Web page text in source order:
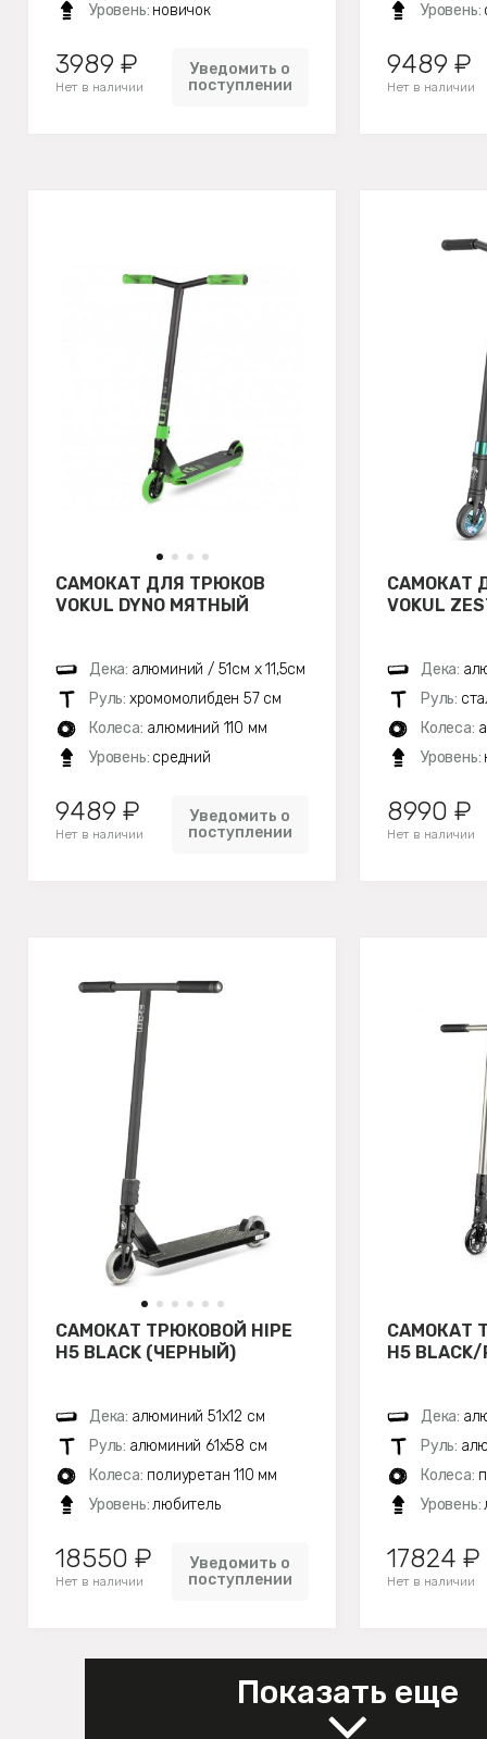
Уровень: новичок
3989 ₽
Нет в наличии
Уведомить о
поступлении
Уровень:
9489 ₽
Нет в наличии
САМОКАТ ДЛЯ ТРЮКОВ
VOKUL DYNO МЯТНЫЙ
Дека: алюминий / 51см х 11,5см
Руль: хромомолибден 57 см
Колеса: алюминий 110 мм
Уровень: средний
9489 ₽
Нет в наличии
Уведомить о
поступлении
САМОКАТ
VOKUL
Дека:
Руль:
Колеса:
Уровень:
8990 ₽
Нет в наличии
САМОКАТ ТРЮКОВОЙ HIPE
H5 BLACK (ЧЕРНЫЙ)
Дека: алюминий 51х12 см
Руль: алюминий 61х58 см
Колеса: полиуретан 110 мм
Уровень:любитель
18550 ₽
Нет в наличии
Уведомить о
поступлении
САМОКАТ
H5 BLACK/
Дека:
Руль:
Колеса:
Уровень:
17824 ₽
Нет в наличии
Показать еще